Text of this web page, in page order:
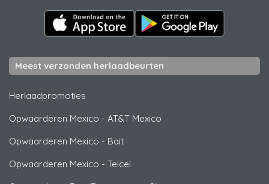
Meest verzonden herlaadbeurten
Herlaadpromoties
Opwaarderen Mexico - AT&T Mexico
Opwaarderen Mexico - Bait
Opwaarderen Mexico - Telcel